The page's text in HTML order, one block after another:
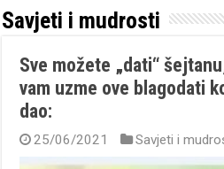
Savjeti i mudrosti
Sve možete „dati“
vam uzme ove blagodati
dao:
25/06/2021 Savjeti i